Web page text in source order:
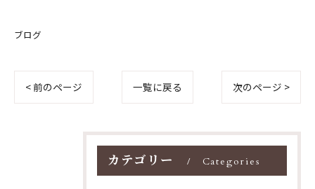
ブログ
< 前のページ 一覧に戻る 次のページ >
カテゴリー Categories